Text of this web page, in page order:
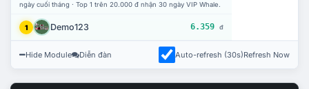
ngày cuối tháng · Top 1 trên 20.000 đ nhận 30 ngày VIP Whale.
1 Demo123 6.359 đ
Hide Module Diễn đàn Auto-refresh (30s)Refresh Now